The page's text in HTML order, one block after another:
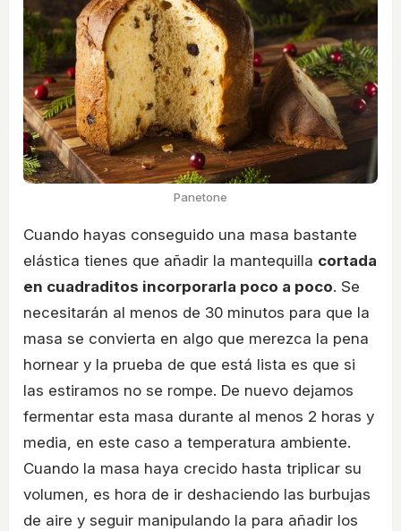
Panetone
Cuando hayas conseguido una masa bastante
elástica tienes que añadir la mantequilla cortada
en cuadraditos incorporarla poco a poco. Se
necesitarán al menos de 30 minutos para que la
masa se convierta en algo que merezca la pena
hornear y la prueba de que está lista es que si
las estiramos no se rompe. De nuevo dejamos
fermentar esta masa durante al menos 2 horas y
media, en este caso a temperatura ambiente.
Cuando la masa haya crecido hasta triplicar su
volumen, es hora de ir deshaciendo las burbujas
de aire y seguir manipulando la para añadir los